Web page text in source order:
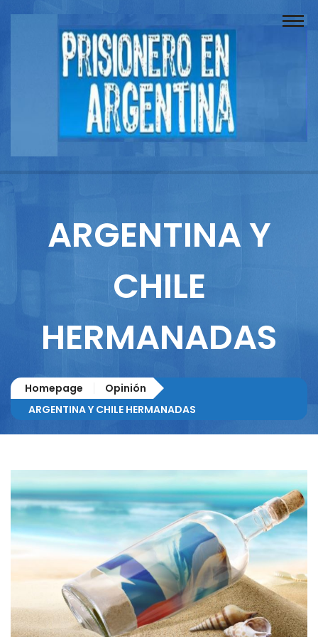
Buscador
Documentos
ReportajesARGENTINA Y
CHILE
HERMANADAS
Homepage
Opinión
ARGENTINA Y CHILE HERMANADAS